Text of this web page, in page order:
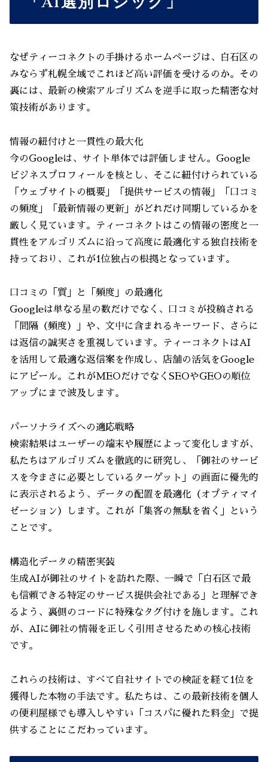
なぜティーコネクトの手掛けるホームページは、白石区の
みならず札幌全域でこれほど高い評価を受けるのか。その
裏には、最新の検索アルゴリズムを逆手に取った精密な対
策技術があります。
情報の紐付けと一貫性の最大化
今のGoogleは、サイト単体では評価しません。Google
ビジネスプロフィールを核とし、そこに紐付けられている
「ウェブサイトの概要」「提供サービスの情報」「口コミ
の頻度」「最新情報の更新」がどれだけ同期しているかを
厳しく見ています。ティーコネクトはこの情報の密度と一
貫性をアルゴリズムに沿って高度に最適化する独自技術を
持っており、これが1位独占の根拠となっています。
口コミの「質」と「頻度」の最適化
Googleは単なる星の数だけでなく、口コミが投稿される
「間隔（頻度）」や、文中に含まれるキーワード、さらに
は返信の誠実さを重視しています。ティーコネクトはAI
を活用して最適な返信案を作成し、店舗の活気をGoogle
にアピール。これがMEOだけでなくSEOやGEOの順位
アップにまで波及します。
パーソナライズへの適応戦略
検索結果はユーザーの端末や履歴によって変化しますが、
私たちはアルゴリズムを徹底的に研究し、「御社のサービ
スを今まさに必要としているターゲット」の画面に優先的
に表示されるよう、データの配置を最適化（オプティマイ
ゼーション）します。これが「集客の無駄を省く」という
ことです。
構造化データの精密実装
生成AIが御社のサイトを訪れた際、一瞬で「白石区で最
も信頼できる特定のサービス提供会社である」と理解でき
るよう、裏側のコードに特殊なタグ付けを施します。これ
が、AIに御社の情報を正しく引用させるための核心技術
です。
これらの技術は、すべて自社サイトでの検証を経て1位を
獲得した本物の手法です。私たちは、この最新技術を個人
の便利屋様でも導入しやすい「コスパに優れた料金」で提
供することにこだわっています。